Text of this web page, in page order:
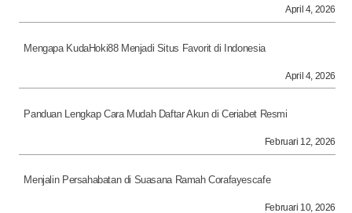
April 4, 2026
Mengapa KudaHoki88 Menjadi Situs Favorit di Indonesia
April 4, 2026
Panduan Lengkap Cara Mudah Daftar Akun di Ceriabet Resmi
Februari 12, 2026
Menjalin Persahabatan di Suasana Ramah Corafayescafe
Februari 10, 2026